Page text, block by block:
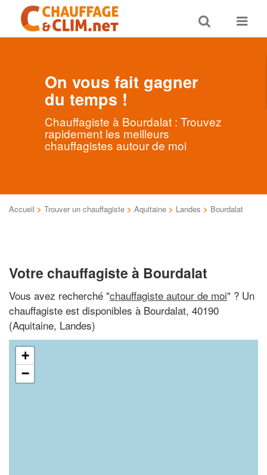
Toggle
search
Toggle
On vous fait gagner
du temps !
Chauffagiste à Bourdalat : Trouvez
rapidement les meilleurs
chauffagistes autour de moi
Accueil > Trouver un chauffagiste > Aquitaine > Landes > Bourdalat
Votre chauffagiste à Bourdalat
Vous avez recherché "chauffagiste autour de moi" ? Un
chauffagiste est disponibles à Bourdalat, 40190
(Aquitaine, Landes)
+
−